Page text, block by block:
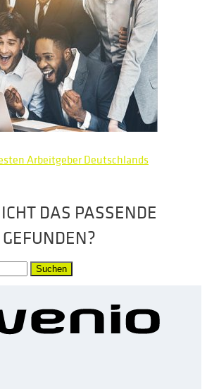
Arbeitgeber Deutschlands
DAS PASSENDE
GEFUNDEN?
Suchen